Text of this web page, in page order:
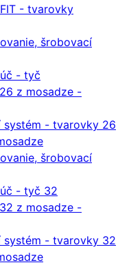
- tvarovky
šrobovací
- tyč
z mosadze -
systém - tvarovky 26
šrobovací
- tyč 32
z mosadze -
systém - tvarovky 32